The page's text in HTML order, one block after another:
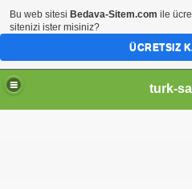
turk-
Bu web sitesi Bedava-Sitem.com ile
sitenizi ister misiniz?
ÜCRETSIZ